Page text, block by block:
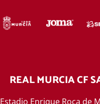
REAL MURCIA CF
Estadio Enrique Roca de